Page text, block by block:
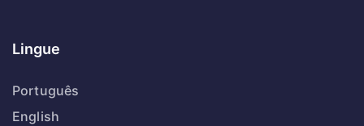
Lingue
Português
English